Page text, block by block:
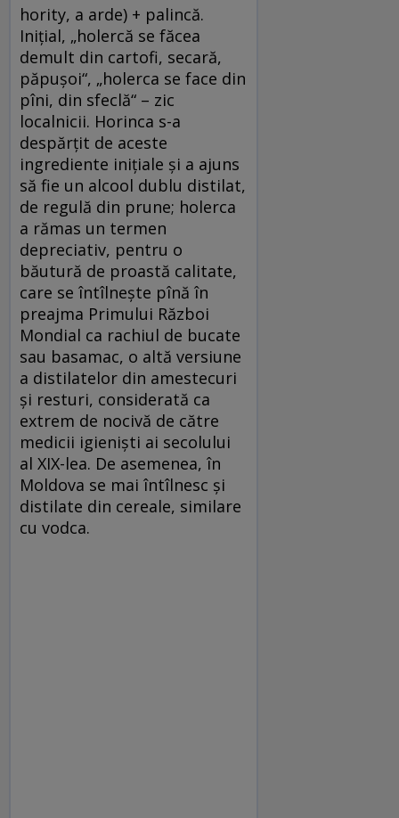
hority, a arde) + palincă.
Inițial, „holercă se făcea
demult din cartofi, secară,
păpuşoi“, „holerca se face din
pîni, din sfeclă“ – zic
localnicii. Horinca s-a
despărțit de aceste
ingrediente inițiale și a ajuns
să fie un alcool dublu distilat,
de regulă din prune; holerca
a rămas un termen
depreciativ, pentru o
băutură de proastă calitate,
care se întîlnește pînă în
preajma Primului Război
Mondial ca rachiul de bucate
sau basamac, o altă versiune
a distilatelor din amestecuri
și resturi, considerată ca
extrem de nocivă de către
medicii igieniști ai secolului
al XIX-lea. De asemenea, în
Moldova se mai întîlnesc și
distilate din cereale, similare
cu vodca.